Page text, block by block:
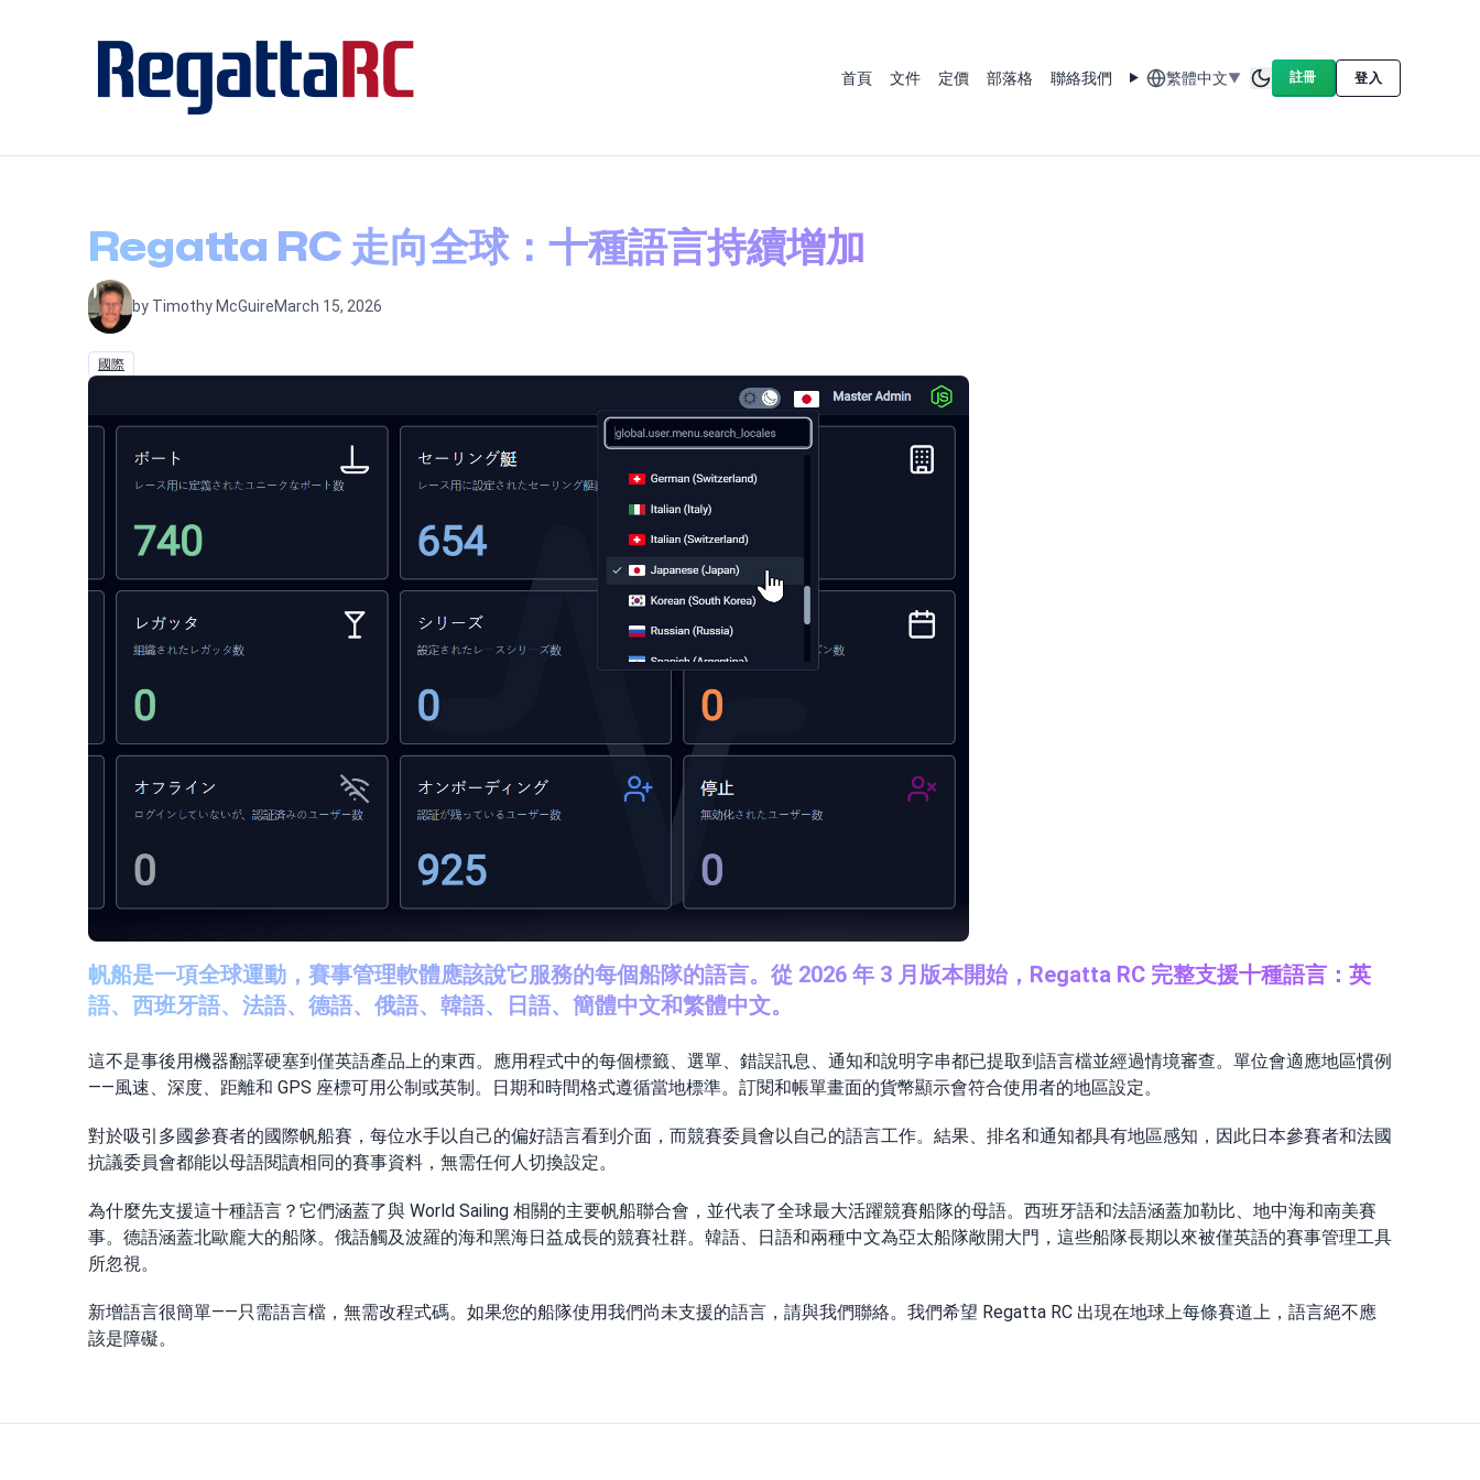
首頁 文件 定價 部落格 聯絡我們 繁體中文▼
Toggle theme
註冊 登入
Regatta RC 走向全球：十種語言持續增加
by Timothy McGuireMarch 15, 2026
國際
帆船是一項全球運動，賽事管理軟體應該說它服務的每個船隊的語言。從 2026 年 3 月版本開始，Regatta RC 完整支援十種語言：英
語、西班牙語、法語、德語、俄語、韓語、日語、簡體中文和繁體中文。
這不是事後用機器翻譯硬塞到僅英語產品上的東西。應用程式中的每個標籤、選單、錯誤訊息、通知和說明字串都已提取到語言檔並經過情境審查。單位會適應地區慣例
——風速、深度、距離和 GPS 座標可用公制或英制。日期和時間格式遵循當地標準。訂閱和帳單畫面的貨幣顯示會符合使用者的地區設定。
對於吸引多國參賽者的國際帆船賽，每位水手以自己的偏好語言看到介面，而競賽委員會以自己的語言工作。結果、排名和通知都具有地區感知，因此日本參賽者和法國
抗議委員會都能以母語閱讀相同的賽事資料，無需任何人切換設定。
為什麼先支援這十種語言？它們涵蓋了與 World Sailing 相關的主要帆船聯合會，並代表了全球最大活躍競賽船隊的母語。西班牙語和法語涵蓋加勒比、地中海和南美賽
事。德語涵蓋北歐龐大的船隊。俄語觸及波羅的海和黑海日益成長的競賽社群。韓語、日語和兩種中文為亞太船隊敞開大門，這些船隊長期以來被僅英語的賽事管理工具
所忽視。
新增語言很簡單——只需語言檔，無需改程式碼。如果您的船隊使用我們尚未支援的語言，請與我們聯絡。我們希望 Regatta RC 出現在地球上每條賽道上，語言絕不應
該是障礙。